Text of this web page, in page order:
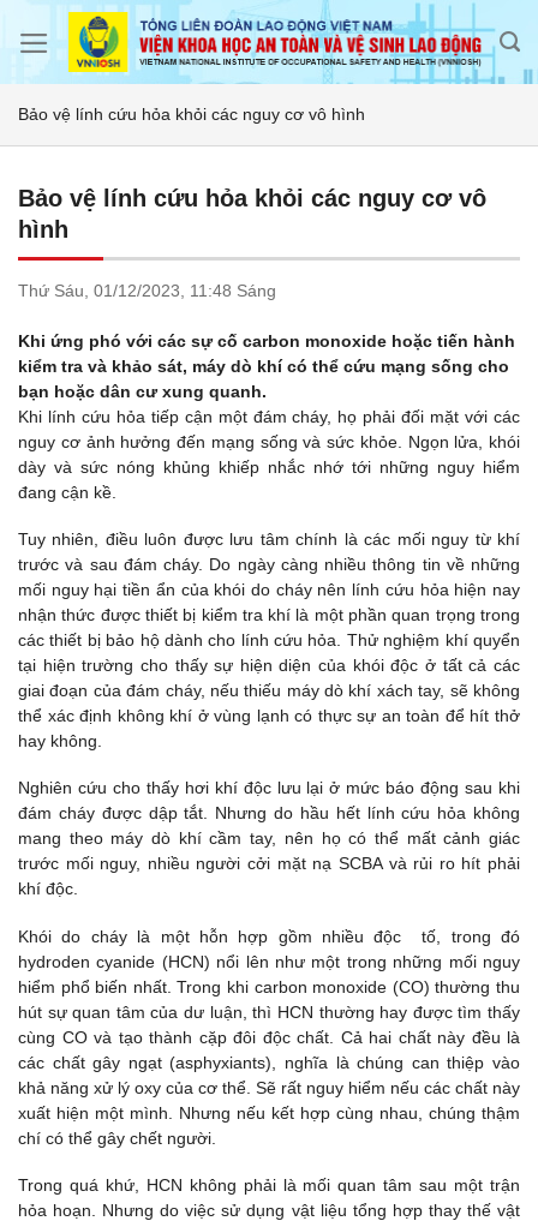
Bảo vệ lính cứu hỏa khỏi các nguy cơ vô hình
Bảo vệ lính cứu hỏa khỏi các nguy cơ vô
hình
Thứ Sáu, 01/12/2023, 11:48 Sáng
Khi ứng phó với các sự cố carbon monoxide hoặc tiến hành
kiểm tra và khảo sát, máy dò khí có thể cứu mạng sống cho
bạn hoặc dân cư xung quanh.
Khi lính cứu hỏa tiếp cận một đám cháy, họ phải đối mặt với các
nguy cơ ảnh hưởng đến mạng sống và sức khỏe. Ngọn lửa, khói
dày và sức nóng khủng khiếp nhắc nhớ tới những nguy hiểm
đang cận kề.
Tuy nhiên, điều luôn được lưu tâm chính là các mối nguy từ khí
trước và sau đám cháy. Do ngày càng nhiều thông tin về những
mối nguy hại tiền ẩn của khói do cháy nên lính cứu hỏa hiện nay
nhận thức được thiết bị kiểm tra khí là một phần quan trọng trong
các thiết bị bảo hộ dành cho lính cứu hỏa. Thử nghiệm khí quyển
tại hiện trường cho thấy sự hiện diện của khói độc ở tất cả các
giai đoạn của đám cháy, nếu thiếu máy dò khí xách tay, sẽ không
thể xác định không khí ở vùng lạnh có thực sự an toàn để hít thở
hay không.
Nghiên cứu cho thấy hơi khí độc lưu lại ở mức báo động sau khi
đám cháy được dập tắt. Nhưng do hầu hết lính cứu hỏa không
mang theo máy dò khí cầm tay, nên họ có thể mất cảnh giác
trước mối nguy, nhiều người cởi mặt nạ SCBA và rủi ro hít phải
khí độc.
Khói do cháy là một hỗn hợp gồm nhiều độc tố, trong đó
hydroden cyanide (HCN) nổi lên như một trong những mối nguy
hiểm phổ biến nhất. Trong khi carbon monoxide (CO) thường thu
hút sự quan tâm của dư luận, thì HCN thường hay được tìm thấy
cùng CO và tạo thành cặp đôi độc chất. Cả hai chất này đều là
các chất gây ngạt (asphyxiants), nghĩa là chúng can thiệp vào
khả năng xử lý oxy của cơ thể. Sẽ rất nguy hiểm nếu các chất này
xuất hiện một mình. Nhưng nếu kết hợp cùng nhau, chúng thậm
chí có thể gây chết người.
Trong quá khứ, HCN không phải là mối quan tâm sau một trận
hỏa hoạn. Nhưng do việc sử dụng vật liệu tổng hợp thay thế vật